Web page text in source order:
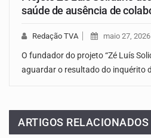
saúde de ausência de
Redação TVA maio 27, 2026
O fundador do projeto “Zé Luís
aguardar o resultado do inquérito
ARTIGOS RELACIONADOS